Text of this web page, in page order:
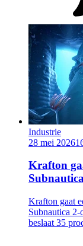
Industrie
28 mei 2026
Krafton
Krafton gaat
Subnautica
beslaat 35